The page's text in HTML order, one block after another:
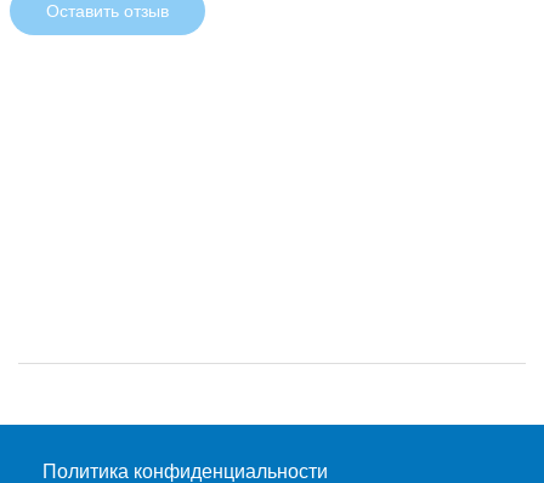
Оставить отзыв
Политика конфиденциальности